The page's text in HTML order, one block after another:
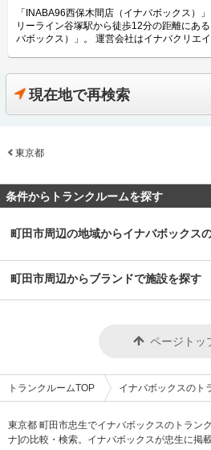
「INABA96西保木間店（イナバボックス）」 東京都足立区、東武スカイツ
リーライン谷塚駅から徒歩12分の距離にあ
バボックス）」。 運営会社はイナバクリエ
たレンタル収納スペース「INABA96」や「
る会社です。 今回は、イナバクリエイト株式
「INABA96西保木間店（イナバボックス）
介します。 「INABA96西保木間店（イナバボックス）」の特長を教えてく
駐車場も完備しております。2階建てエレベ
お客さんの幅広いニーズに対応できるプレミ
には、断熱材仕様の二重構造の床・壁・天
イン性の工夫もしている高品質なトランクルームです。 主
ています。主な収納物としては季節物やお
ションなどが多いです。 大きめの部屋や外
場として法人様の在庫管理などにもご利用
トアップしています。 イナバ物置の部屋に
れ、出入口はセキュリティカードを使用し
2回社員による巡回も行っています。また、
だける大手警備会社と導入しているため、
きます。 お客様の大切なお荷物を預かるた
を行っているハイクオリティな収納空間を提供します。 費
て教えてください。 ご契約では、月々の利用料のほかに保証金と管理手数
現在地で再検索
東京都
条件からトランクルームを探す
町田市周辺の地域からイナバボックス
町田市周辺からブランドで施設を探す
ページトッ
トランクルームTOP イナバボックスのト
東京都 町田市忠生でイナバボックスのトラン
ナ]の比較・検索。イナバボックスが忠生に掲